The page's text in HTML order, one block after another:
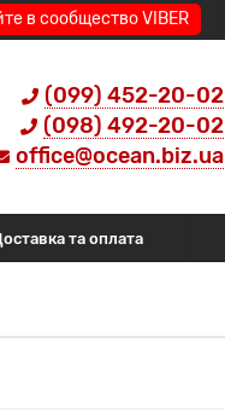
в сообщество VIBER
(099) 452-20-02
(098) 492-20-02
office@ocean.biz.ua
та оплата